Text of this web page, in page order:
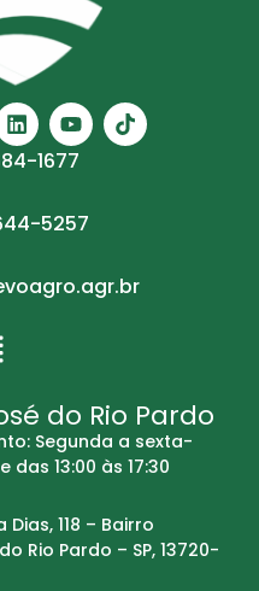
1677
5257
do Rio Pardo
Segunda a sexta-
das 13:00 às 17:30
118 – Bairro
Rio Pardo – SP, 13720-